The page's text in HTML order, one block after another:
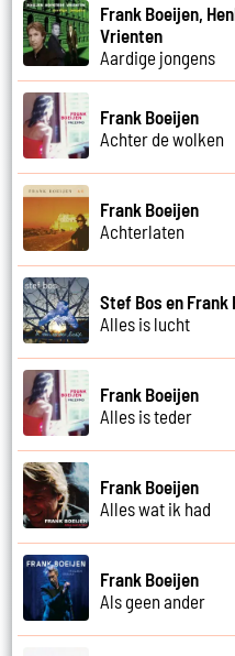
Frank Boeijen,
Vrienten
Aardige jongens
Frank Boeijen
Achter de wolken
Frank Boeijen
Achterlaten
Stef Bos en Frank
Alles is lucht
Frank Boeijen
Alles is teder
Frank Boeijen
Alles wat ik had
Frank Boeijen
Als geen ander